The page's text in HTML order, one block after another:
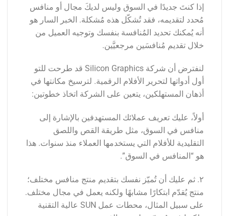
إذا كنتَ جديدًا في السوق وليس لديكَ مجال أو منافس
مُحدد لتقديمه، فقد تُشكّل هذه مُشكلة. الخبر السار هو
أنه يُمكنك تحديد المُنافسة بنفسك وتوجيه العميل من
خلال تقديم مُنافسَين مرجعيَّين.
لنفترض أن شركة Silicon Graphics قد طرحت للتو
أول أدواتها لتحرير الأفلام الرقمية. لترسيخ مكانتها في
أذهان المستهلكين، يتعين على الشركة اتخاذ خطوتين:
أولاً، عليك تعريف عملائك المستهدفين بالإشارة إلى
منافس في السوق، مثل طريقة القص واللصق
التقليدية للأفلام التي يستخدمها العملاء منذ سنوات. هذا
هو “المنافس في السوق”.
٢. ثم عليك أن تُميّز نفسك بتقديم منتج منافس مختلف؛
منتج يُقدّم ابتكارًا مشابهًا ولكنه يعمل في مجال مختلف.
على سبيل المثال، محطات عمل SUN عالية التقنية